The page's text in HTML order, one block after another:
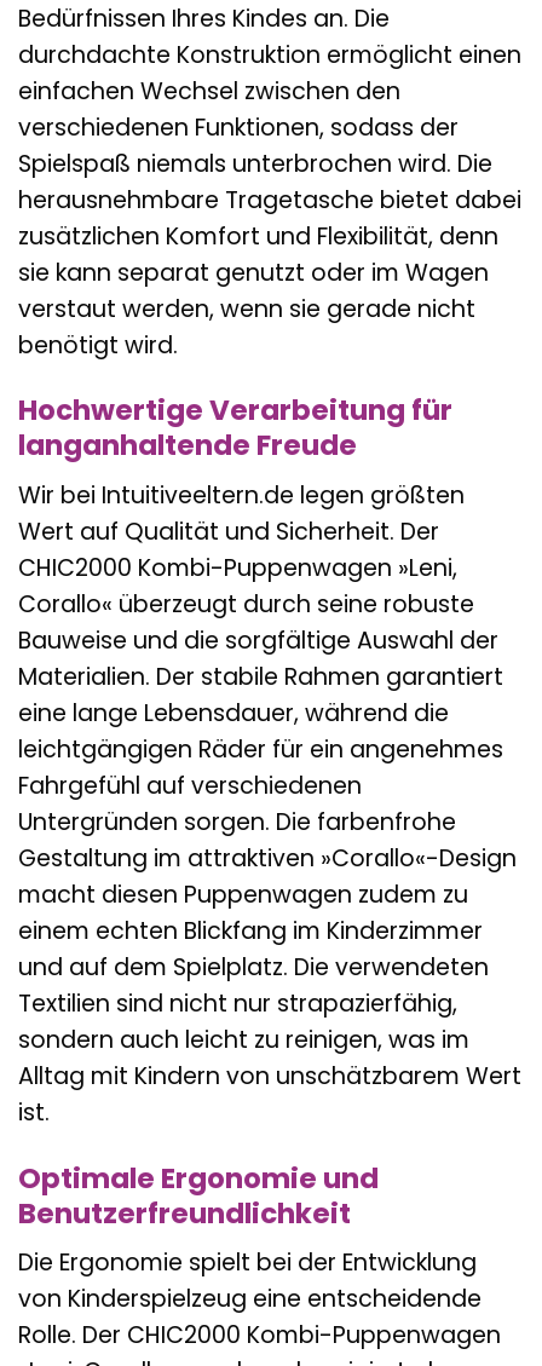
Bedürfnissen Ihres Kindes an. Die
durchdachte Konstruktion ermöglicht einen
einfachen Wechsel zwischen den
verschiedenen Funktionen, sodass der
Spielspaß niemals unterbrochen wird. Die
herausnehmbare Tragetasche bietet dabei
zusätzlichen Komfort und Flexibilität, denn
sie kann separat genutzt oder im Wagen
verstaut werden, wenn sie gerade nicht
benötigt wird.
Hochwertige Verarbeitung für
langanhaltende Freude
Wir bei Intuitiveeltern.de legen größten
Wert auf Qualität und Sicherheit. Der
CHIC2000 Kombi-Puppenwagen »Leni,
Corallo« überzeugt durch seine robuste
Bauweise und die sorgfältige Auswahl der
Materialien. Der stabile Rahmen garantiert
eine lange Lebensdauer, während die
leichtgängigen Räder für ein angenehmes
Fahrgefühl auf verschiedenen
Untergründen sorgen. Die farbenfrohe
Gestaltung im attraktiven »Corallo«-Design
macht diesen Puppenwagen zudem zu
einem echten Blickfang im Kinderzimmer
und auf dem Spielplatz. Die verwendeten
Textilien sind nicht nur strapazierfähig,
sondern auch leicht zu reinigen, was im
Alltag mit Kindern von unschätzbarem Wert
ist.
Optimale Ergonomie und
Benutzerfreundlichkeit
Die Ergonomie spielt bei der Entwicklung
von Kinderspielzeug eine entscheidende
Rolle. Der CHIC2000 Kombi-Puppenwagen